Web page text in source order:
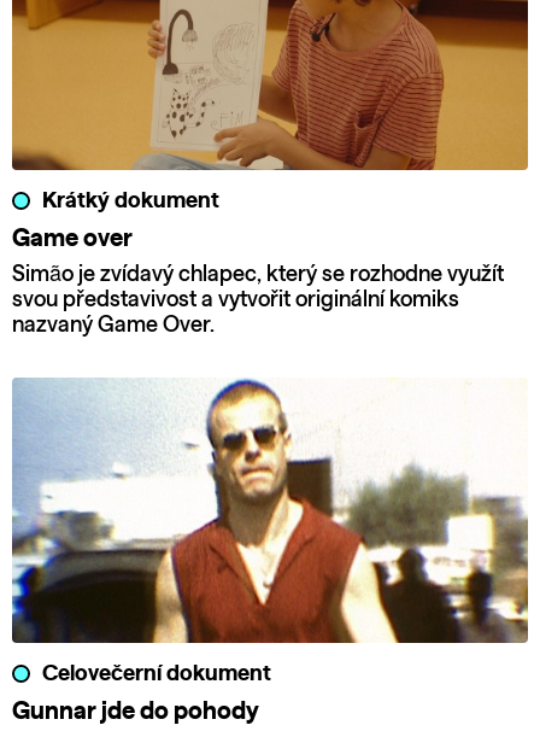
Krátký dokument
Game over
Simão je zvídavý chlapec, který se rozhodne využít
svou představivost a vytvořit originální komiks
nazvaný Game Over.
Celovečerní dokument
Gunnar jde do pohody